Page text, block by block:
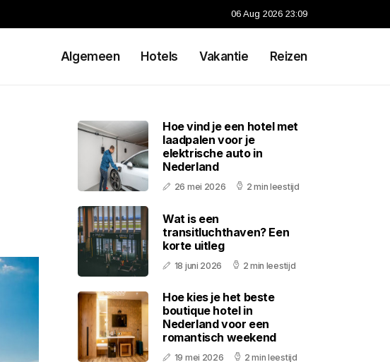
06 Aug 2026 23:09
Algemeen Hotels Vakantie Reizen
Hoe vind je een hotel met
laadpalen voor je
elektrische auto in
Nederland
26 mei 2026 2 min leestijd
Wat is een
transitluchthaven? Een
korte uitleg
18 juni 2026 2 min leestijd
Hoe kies je het beste
boutique hotel in
Nederland voor een
romantisch weekend
19 mei 2026 2 min leestijd